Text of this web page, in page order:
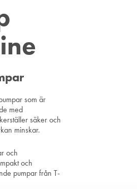
som är
med
säker och
minskar.
och
och
pumpar från T-